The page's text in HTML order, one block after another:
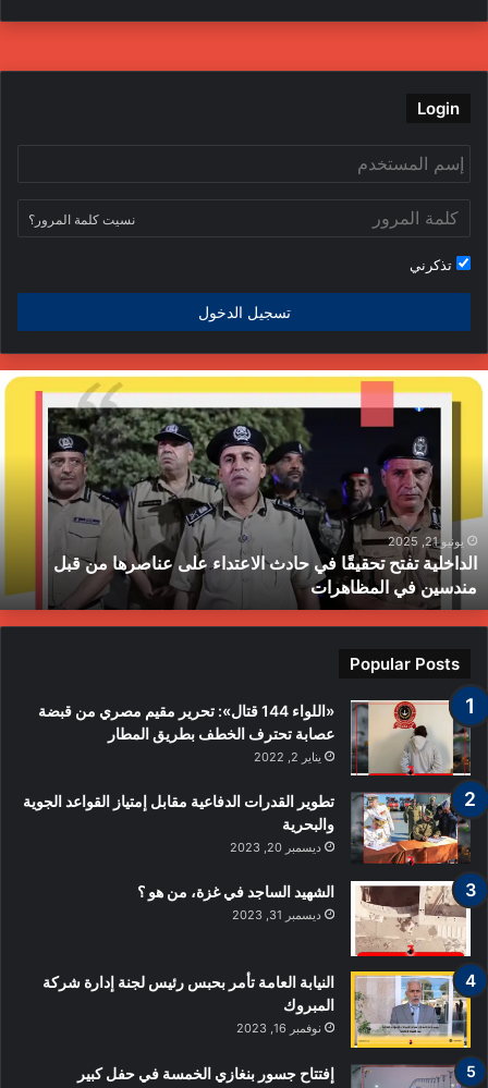
Login
نسيت كلمة المرور؟
تذكرني
تسجيل الدخول
الداخلية
على
عناصرها
قبل
مندسين
في
المظاهرات
يونيو 21, 2025
الداخلية تفتح تحقيقًا في حادث الاعتداء على عناصرها من قبل
مندسين في المظاهرات
Popular Posts
«اللواء 144 قتال»: تحرير مقيم مصري من قبضة
عصابة تحترف الخطف بطريق المطار
يناير 2, 2022
تطوير القدرات الدفاعية مقابل إمتياز القواعد الجوية
والبحرية
ديسمبر 20, 2023
الشهيد الساجد في غزة، من هو ؟
ديسمبر 31, 2023
النيابة العامة تأمر بحبس رئيس لجنة إدارة شركة
المبروك
نوفمبر 16, 2023
إفتتاح جسور بنغازي الخمسة في حفل كبير